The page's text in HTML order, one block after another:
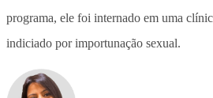
programa, ele foi internado em uma
indiciado por importunação sexual.